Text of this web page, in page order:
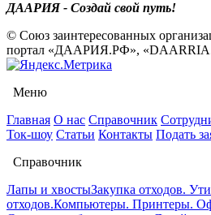
ДААРИЯ - Создай свой путь!
© Союз заинтересованных
портал «ДААРИЯ.РФ»,
Меню
Главная О нас Справочник
Ток-шоу Статьи Контакты Подать
Справочник
Лапы и хвостыЗакупка отходов.
отходов.Компьютеры. Принтеры.